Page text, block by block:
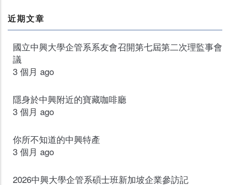
近期文章
國立中興大學企管系系友會召開第七屆第二次理監事會
議
3 個月 ago
隱身於中興附近的寶藏咖啡廳
3 個月 ago
你所不知道的中興特產
3 個月 ago
2026中興大學企管系碩士班新加坡企業參訪記